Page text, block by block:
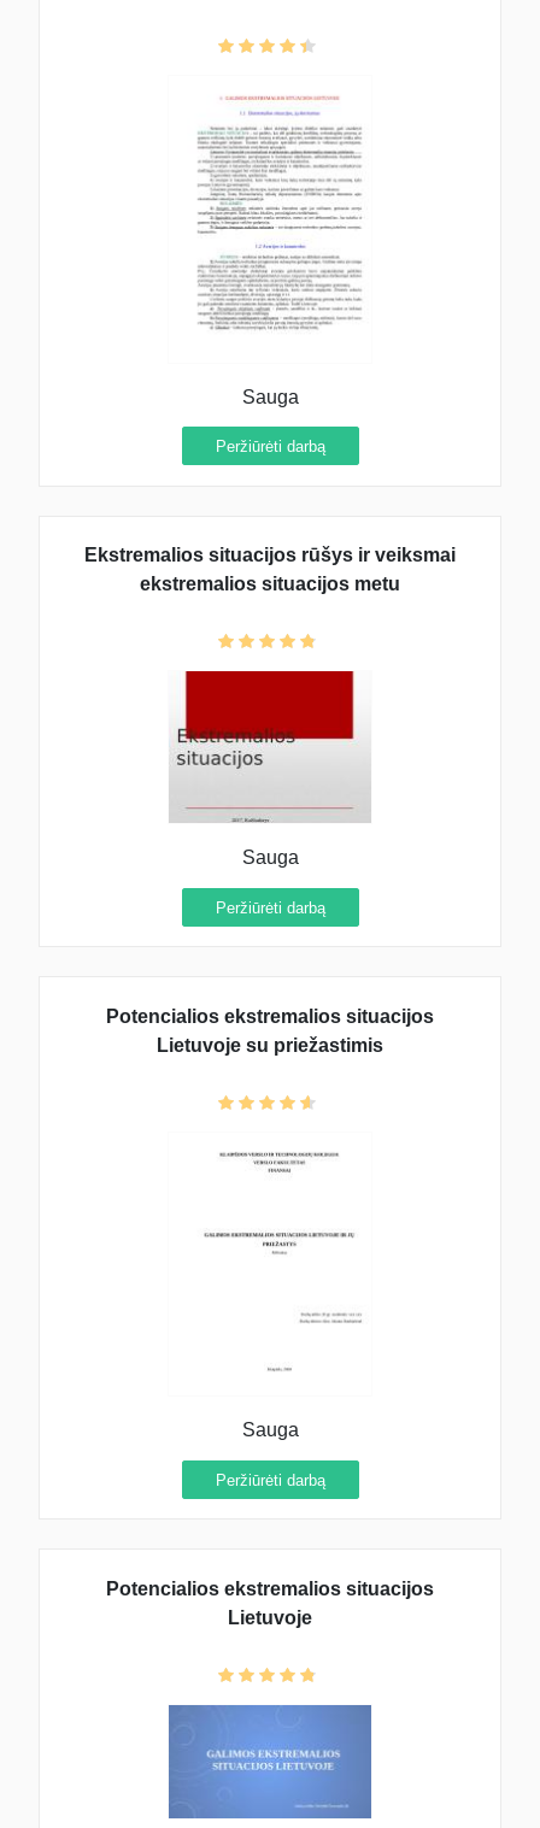
Sauga
Peržiūrėti darbą
Ekstremalios situacijos rūšys ir veiksmai
ekstremalios situacijos metu
Sauga
Peržiūrėti darbą
Potencialios ekstremalios situacijos
Lietuvoje su priežastimis
Sauga
Peržiūrėti darbą
Potencialios ekstremalios situacijos
Lietuvoje